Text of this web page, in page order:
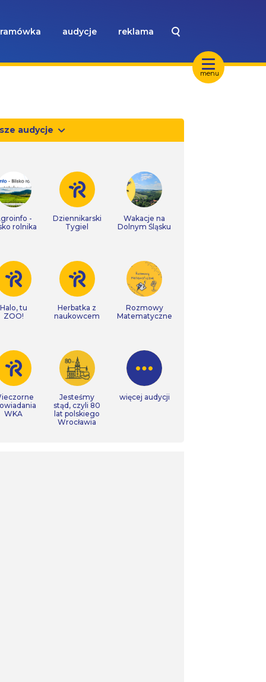
menu
ramówka audycje reklama
audycje
-
rolnika
Dziennikarski
Tygiel
Wakacje na
Dolnym Śląsku
Halo, tu
ZOO!
Herbatka z
naukowcem
Rozmowy
Matematyczne
WKA
Jesteśmy
stąd, czyli 80
lat polskiego
Wrocławia
więcej audycji